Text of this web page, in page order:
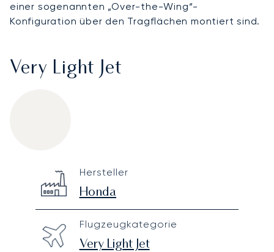
einer sogenannten „Over-the-Wing“-
Konfiguration über den Tragflächen montiert sind.
Very Light Jet
Technical specifications
Hersteller
Honda
Flugzeugkategorie
Very Light Jet